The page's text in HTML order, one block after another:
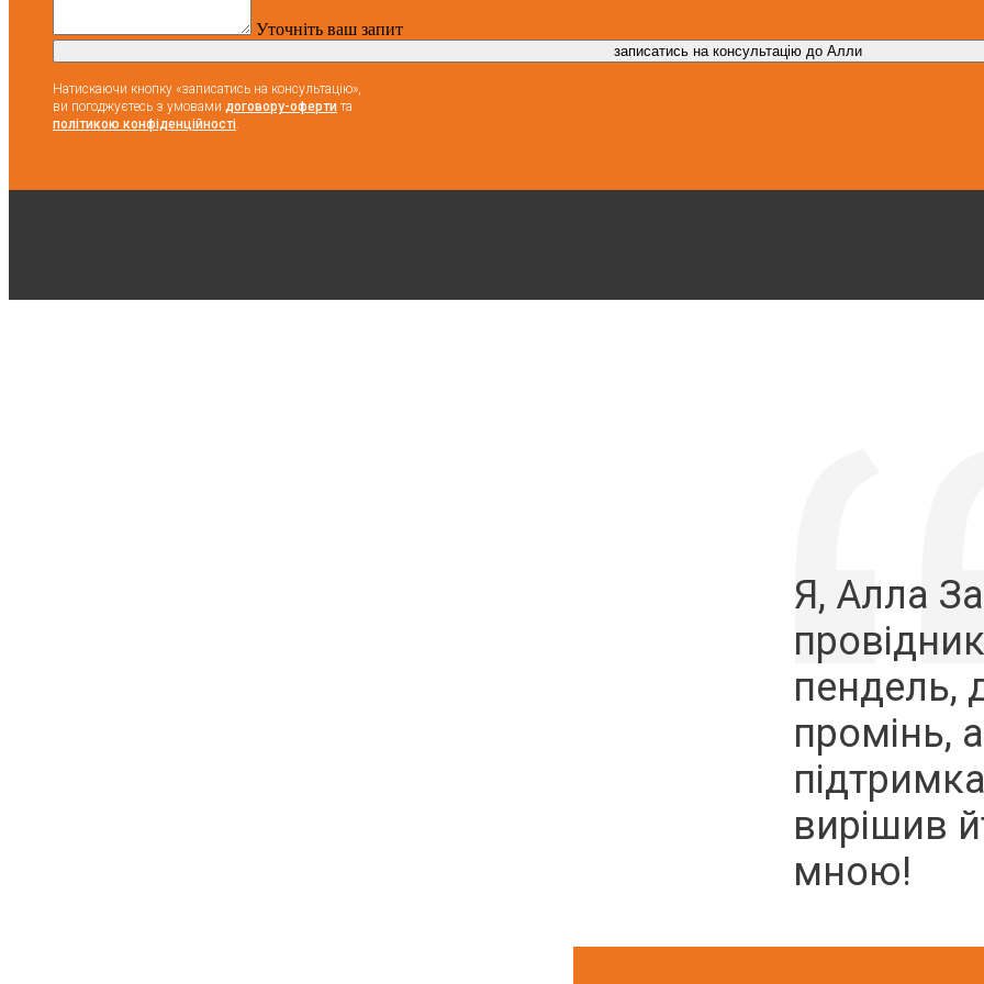
Уточніть ваш запит
записатись на консультацію до Алли
Натискаючи кнопку «записатись на консультацію»,
ви погоджуєтесь з умовами договору-оферти та
політикою конфіденційності.
Я, Алла
пендель,
промінь,
вирішив
мною!